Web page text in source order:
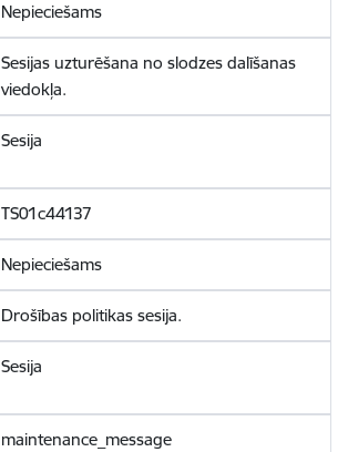
Nepieciešams
Sesijas uzturēšana no slodzes dalīšanas
viedokļa.
Sesija
TS01c44137
Nepieciešams
Drošības politikas sesija.
Sesija
maintenance_message